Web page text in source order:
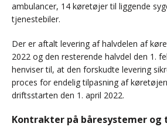
ambulancer, 14 køretøjer til liggende
tjenestebiler.
Der er aftalt levering af halvdelen af
2022 og den resterende halvdel den 1.
henviser til, at den forskudte levering
proces for endelig tilpasning af
driftsstarten den 1. april 2022.
Kontrakter på båresystemer